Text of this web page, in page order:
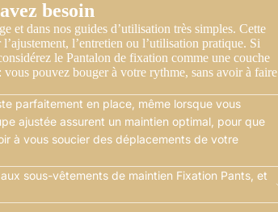
besoin
et dans nos guides d’utilisation très simples. Cette
l’entretien ou l’utilisation pratique. Si
le Pantalon de fixation comme une couche
pouvez bouger à votre rythme, sans avoir à faire
parfaitement en place, même lorsque vous
ajustée assurent un maintien optimal, pour que
à vous soucier des déplacements de votre
sous-vêtements de maintien Fixation Pants, et